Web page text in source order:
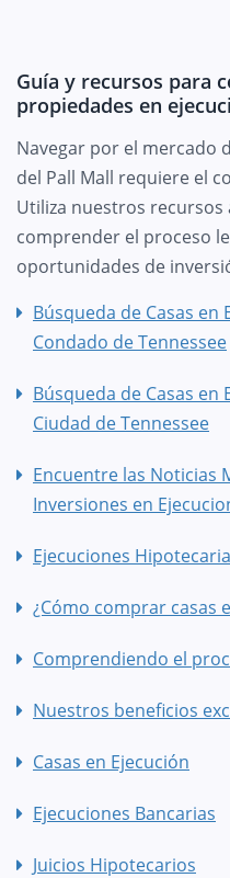
Guía y recursos para
propiedades en
Navegar por el mercado
del Pall Mall requiere el
Utiliza nuestros
comprender el proceso
oportunidades de
Búsqueda de Casas en
Condado de Tennessee
Búsqueda de Casas en
Ciudad de Tennessee
Encuentre las Noticias
Inversiones en
Ejecuciones
¿Cómo comprar casas
Comprendiendo el
Nuestros beneficios
Casas en Ejecución
Ejecuciones Bancarias
Juicios Hipotecarios